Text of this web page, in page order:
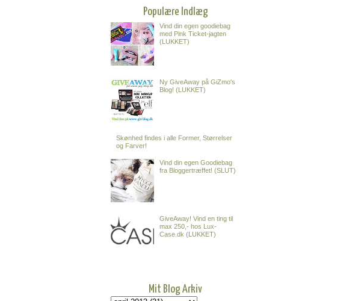
Populære Indlæg
Vind din egen goodiebag
med Pink Ticket-jagten
(LUKKET)
Ny GiveAway på GiZmo's
Blog! (LUKKET)
Skønhed findes i alle Former, Størrelser
og Farver!
Vind din egen Goodiebag
fra Bloggertræffet! (SLUT)
GiveAway! Vind en ting til
max 250,- hos Lux-
Case.dk (LUKKET)
Mit Blog Arkiv